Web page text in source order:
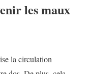
les maux
la circulation